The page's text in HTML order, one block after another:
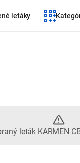
letáky
leták KARMEN